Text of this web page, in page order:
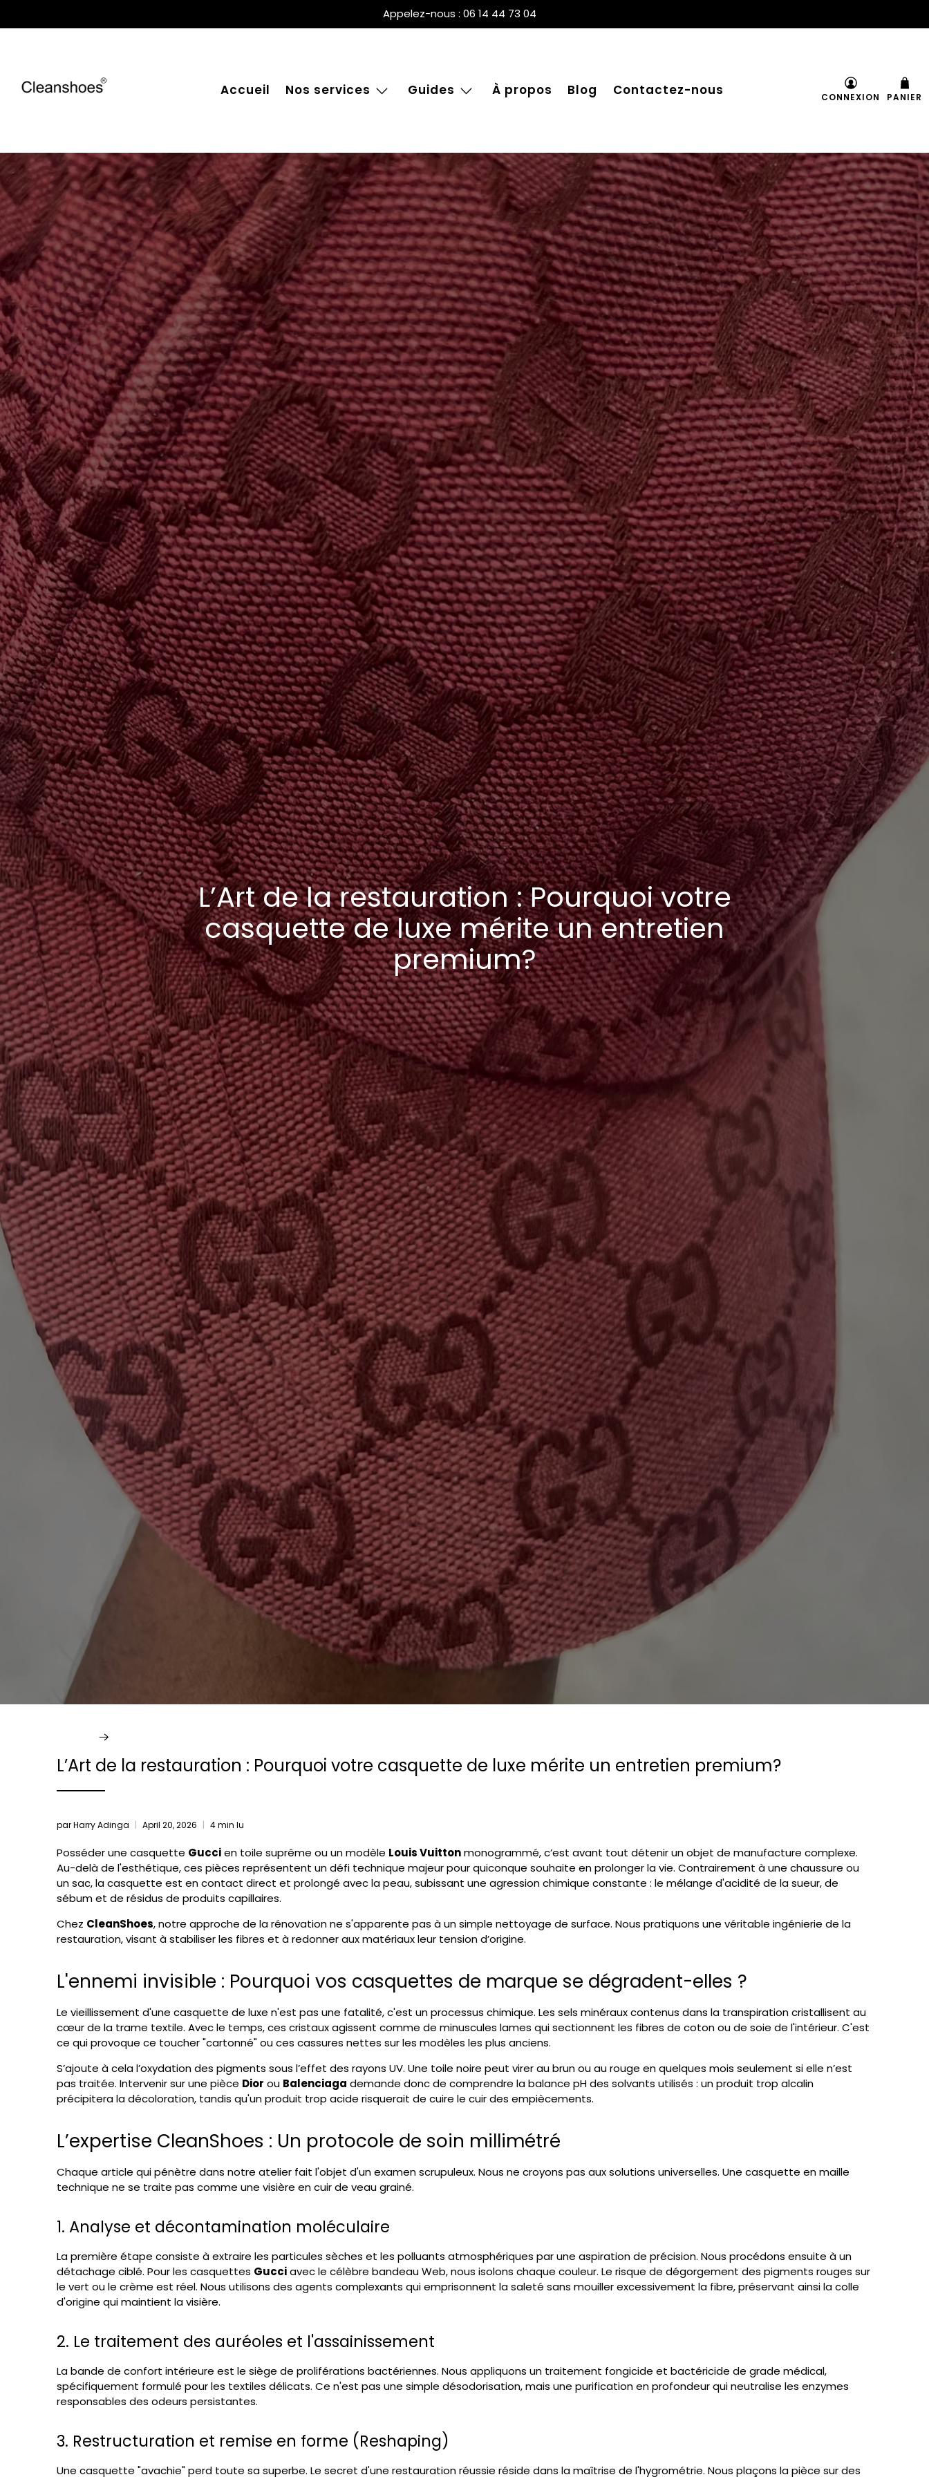
Appelez-nous : 06 14 44 73 04
Accueil Nos services Guides À propos Blog Contactez-nous CONNEXION PANIER
L’Art de la restauration : Pourquoi votre
casquette de luxe mérite un entretien
premium?
L’Art de la restauration : Pourquoi votre casquette de luxe mérite un entretien premium?
par Harry Adinga April 20, 2026 4 min lu
Posséder une casquette Guccien toile suprême ou un modèle Louis Vuittonmonogrammé, c’est avant tout détenir un objet de manufacture complexe.
Au-delà de l'esthétique, ces pièces représentent un défi technique majeur pour quiconque souhaite en prolonger la vie. Contrairement à une chaussure ou
un sac, la casquette est en contact direct et prolongé avec la peau, subissant une agression chimique constante : le mélange d'acidité de la sueur, de
sébum et de résidus de produits capillaires.
Chez CleanShoes, notre approche de la rénovation ne s'apparente pas à un simple nettoyage de surface. Nous pratiquons une véritable ingénierie de la
restauration, visant à stabiliser les fibres et à redonner aux matériaux leur tension d’origine.
L'ennemi invisible : Pourquoi vos casquettes de marque se dégradent-elles ?
Le vieillissement d'une casquette de luxe n'est pas une fatalité, c'est un processus chimique. Les sels minéraux contenus dans la transpiration cristallisent au
cœur de la trame textile. Avec le temps, ces cristaux agissent comme de minuscules lames qui sectionnent les fibres de coton ou de soie de l'intérieur. C'est
ce qui provoque ce toucher "cartonné" ou ces cassures nettes sur les modèles les plus anciens.
S’ajoute à cela l’oxydation des pigments sous l’effet des rayons UV. Une toile noire peut virer au brun ou au rouge en quelques mois seulement si elle n’est
pas traitée. Intervenir sur une pièce Dior ou Balenciaga demande donc de comprendre la balance pH des solvants utilisés : un produit trop alcalin
précipitera la décoloration, tandis qu'un produit trop acide risquerait de cuire le cuir des empiècements.
L’expertise CleanShoes : Un protocole de soin millimétré
Chaque article qui pénètre dans notre atelier fait l'objet d'un examen scrupuleux. Nous ne croyons pas aux solutions universelles. Une casquette en maille
technique ne se traite pas comme une visière en cuir de veau grainé.
1. Analyse et décontamination moléculaire
La première étape consiste à extraire les particules sèches et les polluants atmosphériques par une aspiration de précision. Nous procédons ensuite à un
détachage ciblé. Pour les casquettes Gucciavec le célèbre bandeau Web, nous isolons chaque couleur. Le risque de dégorgement des pigments rouges sur
le vert ou le crème est réel. Nous utilisons des agents complexants qui emprisonnent la saleté sans mouiller excessivement la fibre, préservant ainsi la colle
d'origine qui maintient la visière.
2. Le traitement des auréoles et l'assainissement
La bande de confort intérieure est le siège de proliférations bactériennes. Nous appliquons un traitement fongicide et bactéricide de grade médical,
spécifiquement formulé pour les textiles délicats. Ce n'est pas une simple désodorisation, mais une purification en profondeur qui neutralise les enzymes
responsables des odeurs persistantes.
3. Restructuration et remise en forme (Reshaping)
Une casquette "avachie" perd toute sa superbe. Le secret d'une restauration réussie réside dans la maîtrise de l'hygrométrie. Nous plaçons la pièce sur des